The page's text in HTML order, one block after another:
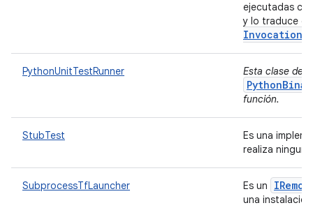
ejecutadas
y lo traduce
Invocation
PythonUnitTestRunner Esta clase
función.
StubTest
Es una
realiza
SubprocessTfLauncher Es un
una